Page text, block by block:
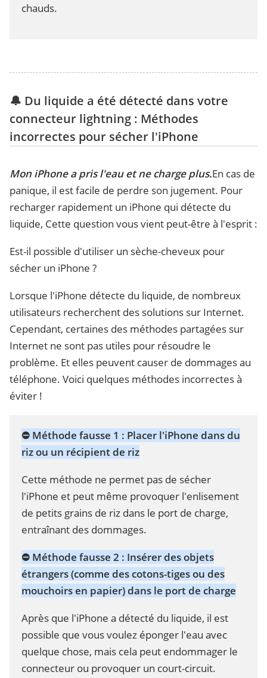
chauds.
🔔 Du liquide a été détecté dans votre
connecteur lightning : Méthodes
incorrectes pour sécher l'iPhone
Mon iPhone a pris l'eau et ne charge plus.En cas de
panique, il est facile de perdre son jugement. Pour
recharger rapidement un iPhone qui détecte du
liquide, Cette question vous vient peut-être à l'esprit :
Est-il possible d'utiliser un sèche-cheveux pour
sécher un iPhone ?
Lorsque l'iPhone détecte du liquide, de nombreux
utilisateurs recherchent des solutions sur Internet.
Cependant, certaines des méthodes partagées sur
Internet ne sont pas utiles pour résoudre le
problème. Et elles peuvent causer de dommages au
téléphone. Voici quelques méthodes incorrectes à
éviter !
⛔ Méthode fausse 1 : Placer l'iPhone dans du
riz ou un récipient de riz
Cette méthode ne permet pas de sécher
l'iPhone et peut même provoquer l'enlisement
de petits grains de riz dans le port de charge,
entraînant des dommages.
⛔ Méthode fausse 2 : Insérer des objets
étrangers (comme des cotons-tiges ou des
mouchoirs en papier) dans le port de charge
Après que l'iPhone a détecté du liquide, il est
possible que vous voulez éponger l'eau avec
quelque chose, mais cela peut endommager le
connecteur ou provoquer un court-circuit.